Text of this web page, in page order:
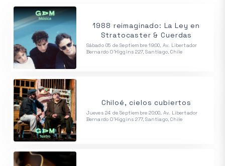
1988 reimaginado: La Ley en
Stratocaster & Cuerdas
Sábado 05 de Septiembre 19:00, Av. Libertador
Bernardo O'Higgins 227, Santiago, Chile
Chiloé, cielos cubiertos
Jueves 24 de Septiembre 20:00, Av. Libertador
Bernardo O'Higgins 277, Santiago, Chile